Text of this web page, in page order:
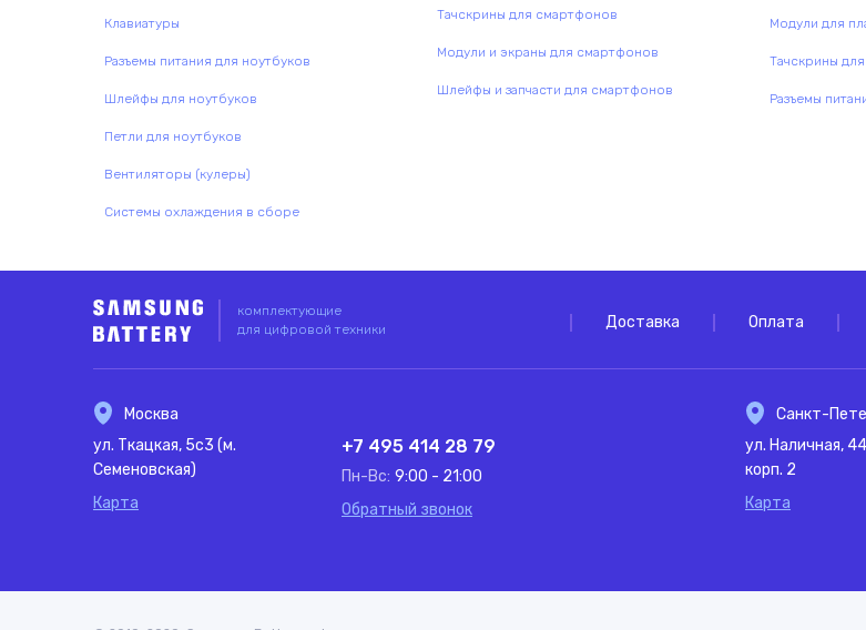
Комплектующие Запчасти
Комплектующие
Клавиатуры
Разъемы питания для ноутбуков
Шлейфы для ноутбуков
Петли для ноутбуков
Вентиляторы (кулеры)
Системы охлаждения в сборе
Тачскрины для смартфонов
Модули и экраны для смартфонов
Шлейфы и запчасти для смартфонов
Модули для
Тачскрины
Разъемы
комплектующие
для цифровой техники
Доставка Оплата
Москва
ул. Ткацкая, 5с3 (м.
Семеновская)
Карта
+7 495 414 28 79
Пн-Вс: 9:00 - 21:00
Обратный звонок
Санкт-
ул. Наличная,
корп. 2
Карта